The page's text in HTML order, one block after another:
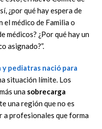
¿por qué hay espera de
el médico de Familia o
médicos? ¿Por qué hayun
asignado?”.
y pediatras nació para
situación límite. Los
una sobrecarga
una región que no es
a profesionales queforma